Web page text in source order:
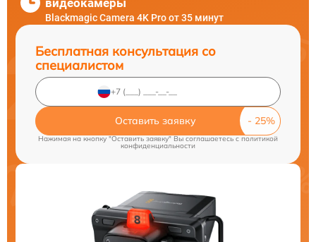
Blackmagic Camera 4K Pro от 35 минут
Бесплатная консультация со
специалистом
Оставить заявку
Нажимая на кнопку "Оставить заявку" Вы соглашаетесь cполитикой
конфиденциальности